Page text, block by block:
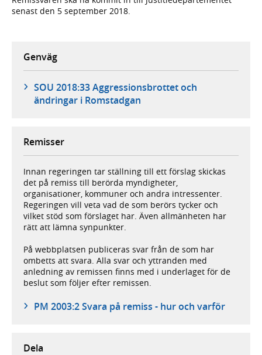
senast den 5 september 2018.
Genväg
SOU 2018:33 Aggressionsbrottet och
ändringar i Romstadgan
Remisser
Innan regeringen tar ställning till ett förslag skickas
det på remiss till berörda myndigheter,
organisationer, kommuner och andra intressenter.
Regeringen vill veta vad de som berörs tycker och
vilket stöd som förslaget har. Även allmänheten har
rätt att lämna synpunkter.
På webbplatsen publiceras svar från de som har
ombetts att svara. Alla svar och yttranden med
anledning av remissen finns med i underlaget för de
beslut som följer efter remissen.
PM 2003:2 Svara på remiss - hur och varför
Dela